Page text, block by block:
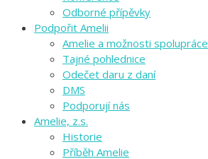
Odborné přípěvky
Podpořit Amelii
Amelie a možnosti spolupráce
Tajné pohlednice
Odečet daru z daní
DMS
Podporují nás
Amelie, z.s.
Historie
Příběh Amelie